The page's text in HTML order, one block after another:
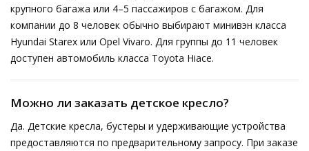
крупного багажа или 4–5 пассажиров с багажом. Для
компании до 8 человек обычно выбирают минивэн класса
Hyundai Starex или Opel Vivaro. Для группы до 11 человек
доступен автомобиль класса Toyota Hiace.
Можно ли заказать детское кресло?
Да. Детские кресла, бустеры и удерживающие устройства
предоставляются по предварительному запросу. При заказе